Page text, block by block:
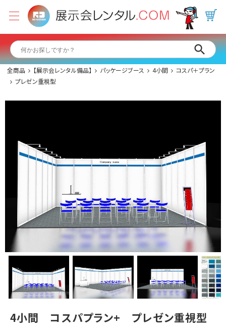
全商品 【展示会レンタル備品】 パッケージブース 4小間
コスパ＋プラン
プレゼン重視型
4小間 コスパプラン+ プレゼン重視型